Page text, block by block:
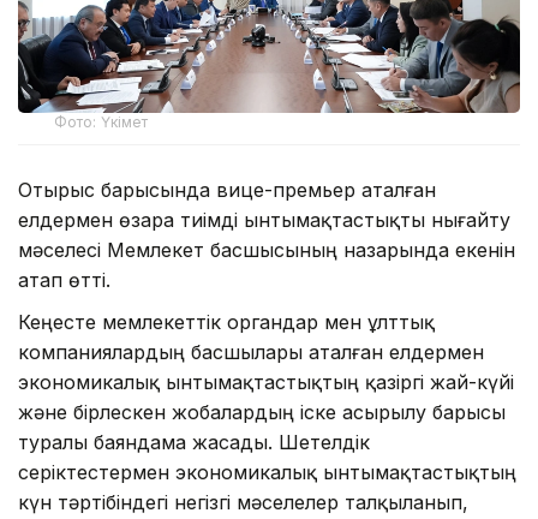
Фото: Үкімет
Отырыс барысында вице-премьер аталған
елдермен өзара тиімді ынтымақтастықты нығайту
мәселесі Мемлекет басшысының назарында екенін
атап өтті.
Кеңесте мемлекеттік органдар мен ұлттық
компаниялардың басшылары аталған елдермен
экономикалық ынтымақтастықтың қазіргі жай-күйі
және бірлескен жобалардың іске асырылу барысы
туралы баяндама жасады. Шетелдік
серіктестермен экономикалық ынтымақтастықтың
күн тәртібіндегі негізгі мәселелер талқыланып,